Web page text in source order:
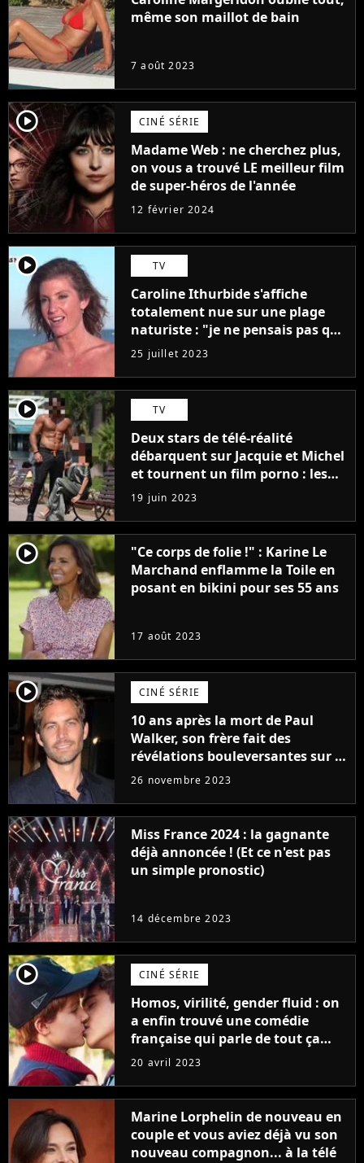
même son maillot de bain
7 août 2023
player2 CINÉ SÉRIE
Madame Web : ne cherchez plus,
on vous a trouvé LE meilleur film
de super-héros de l'année
12 février 2024
player2 TV
Caroline Ithurbide s'affiche
totalement nue sur une plage
naturiste : "je ne pensais pas que
j'arriverais à le faire..."
25 juillet 2023
player2 TV
Deux stars de télé-réalité
débarquent sur Jacquie et Michel
et tournent un film porno : les
premières images du tournage
(exclu)
19 juin 2023
player2
"Ce corps de folie !" : Karine Le
Marchand enflamme la Toile en
posant en bikini pour ses 55 ans
17 août 2023
player2 CINÉ SÉRIE
10 ans après la mort de Paul
Walker, son frère fait des
révélations bouleversantes sur la
réaction des acteurs de Fast and
26 novembre 2023
Miss France 2024 : la gagnante
déjà annoncée ! (Et ce n'est pas
un simple pronostic)
14 décembre 2023
player2 CINÉ SÉRIE
Homos, virilité, gender fluid : on
a enfin trouvé une comédie
française qui parle de tout ça
sans être super ringarde
20 avril 2023
Marine Lorphelin de nouveau en
couple et vous aviez déjà vu son
nouveau compagnon... à la télé